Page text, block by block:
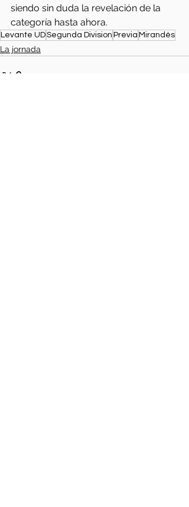
siendo sin duda la revelación de la
categoría hasta ahora.
Levante UDSegunda Division Previa Mirandés
La jornada